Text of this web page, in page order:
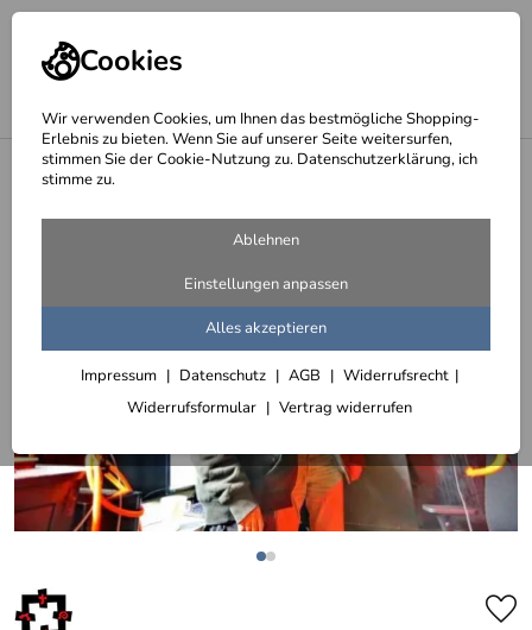
Cookies
Wir verwenden Cookies, um Ihnen das bestmögliche Shopping-
Erlebnis zu bieten. Wenn Sie auf unserer Seite weitersurfen,
stimmen Sie der Cookie-Nutzung zu. Datenschutzerklärung, ich
stimme zu.
Ablehnen
Einstellungen anpassen
Alles akzeptieren
Impressum Datenschutz AGB
Widerrufsrecht
Widerrufsformular
Vertrag widerrufen
Besuch in unserer Sternwarte